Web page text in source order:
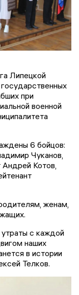
Липецкой
при
военной
6 бойцов:
Чуканов,
Котов,
женам,
с каждой
наших
в истории
Телков.